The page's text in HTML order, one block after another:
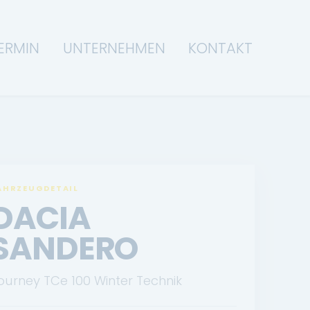
UNTERNEHMEN KONTAKT
TCe 100 Winter Technik